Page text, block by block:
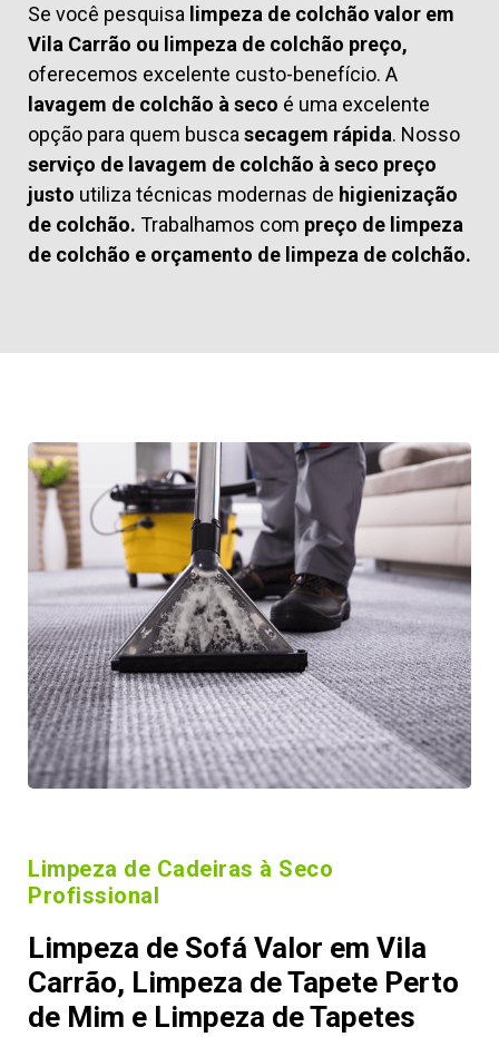
Se você pesquisa limpeza de colchão valor em
Vila Carrão ou limpeza de colchão preço,
oferecemos excelente custo-benefício. A
lavagem de colchão à seco é uma excelente
opção para quem busca secagem rápida. Nosso
serviço de lavagem de colchão à seco preço
justo utiliza técnicas modernas de higienização
de colchão. Trabalhamos com preço de limpeza
de colchão e orçamento de limpeza de colchão.
Limpeza de Cadeiras à Seco
Profissional
Limpeza de Sofá Valor em Vila
Carrão, Limpeza de Tapete Perto
de Mim e Limpeza de Tapetes